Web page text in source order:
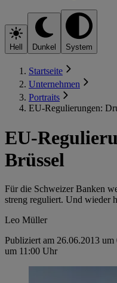
Hell Dunkel System
Startseite
Unternehmen
Portraits
EU-Regulierungen:
EU-
Brüssel
Für die Schweizer Banken
streng reguliert. Und wieder
Leo Müller
Publiziert am 26.06.2013
um 11:00 Uhr